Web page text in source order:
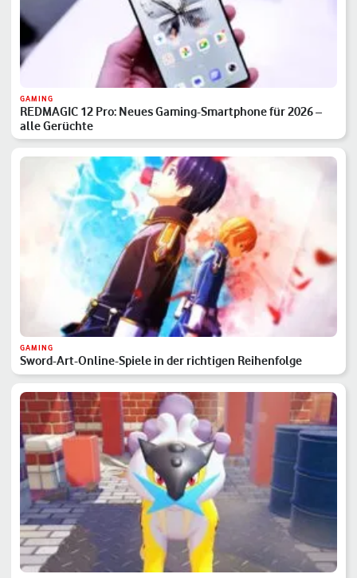
GAMING
REDMAGIC 12 Pro: Neues Gaming-Smartphone für 2026 –
alle Gerüchte
GAMING
Sword-Art-Online-Spiele in der richtigen Reihenfolge